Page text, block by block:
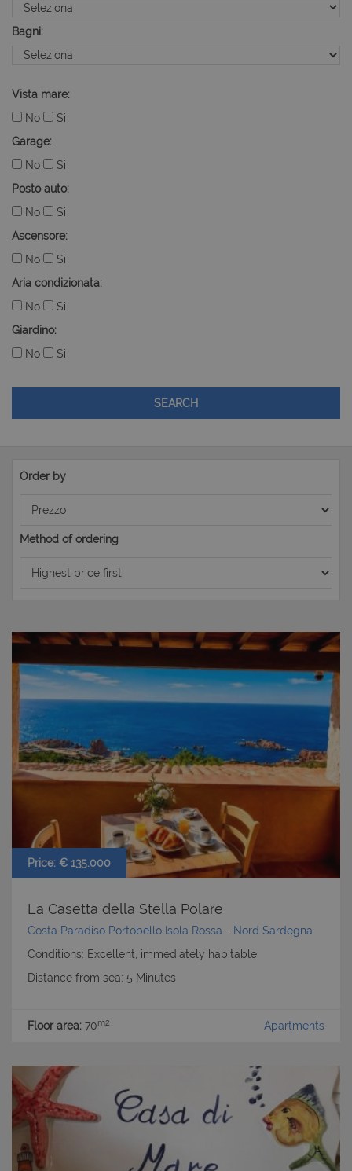
Bagni:
Vista mare:
No
Si
Garage:
No
Si
Posto auto:
No
Si
Ascensore:
No
Si
Aria condizionata:
No
Si
Giardino:
No
Si
SEARCH
Order by
Method of ordering
Price: € 135.000
La Casetta della Stella Polare
Costa Paradiso Portobello Isola Rossa - Nord Sardegna
Conditions: Excellent, immediately habitable
Distance from sea: 5 Minutes
Floor area: 70m2 Apartments